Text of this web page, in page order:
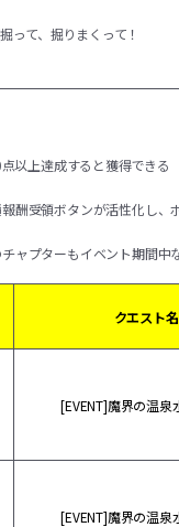
って、掘りまくって！
以上達成すると獲得でき
酬受領ボタンが活性化し
ャプターもイベント期間中
クエスト名
[EVENT]魔界の温泉
[EVENT]魔界の温泉